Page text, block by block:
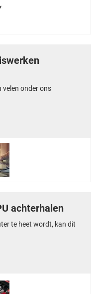
velen onder ons
achterhalen
te heet wordt, kan dit